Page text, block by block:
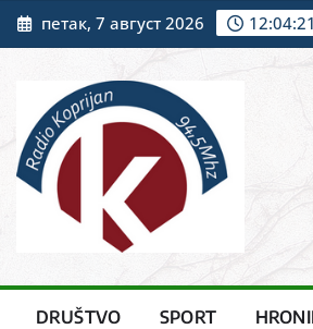
Skip
to
петак, 7 август 2026
DRUŠTVO SPORT